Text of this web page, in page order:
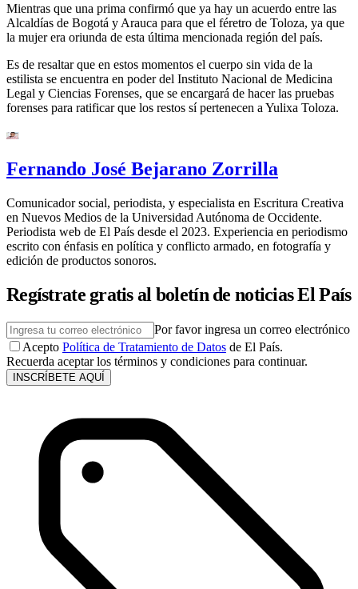
Mientras que una prima confirmó que ya hay un acuerdo entre las
Alcaldías de Bogotá y Arauca para que el féretro de Toloza, ya que
la mujer era oriunda de esta última mencionada región del país.
Es de resaltar que en estos momentos el cuerpo sin vida de la
estilista se encuentra en poder del Instituto Nacional de Medicina
Legal y Ciencias Forenses, que se encargará de hacer las pruebas
forenses para ratificar que los restos sí pertenecen a Yulixa Toloza.
Fernando José Bejarano Zorrilla
Comunicador social, periodista, y especialista en Escritura Creativa
en Nuevos Medios de la Universidad Autónoma de Occidente.
Periodista web de El País desde el 2023. Experiencia en periodismo
escrito con énfasis en política y conflicto armado, en fotografía y
edición de productos sonoros.
Regístrate gratis al boletín de noticias El País
Por favor ingresa un correo electrónico
Acepto Política de Tratamiento de Datos de El País.
Recuerda aceptar los términos y condiciones para continuar.
INSCRÍBETE AQUÍ